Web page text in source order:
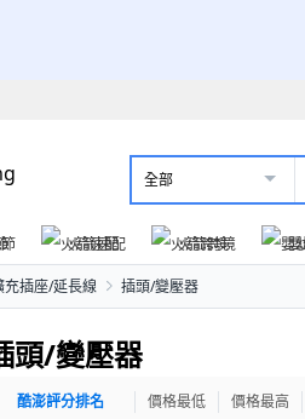
全部
火箭速配 火箭跨境
充插座/延長線 插頭/變壓器
頭/變壓器
酷澎評分排名 價格最低 價格最高